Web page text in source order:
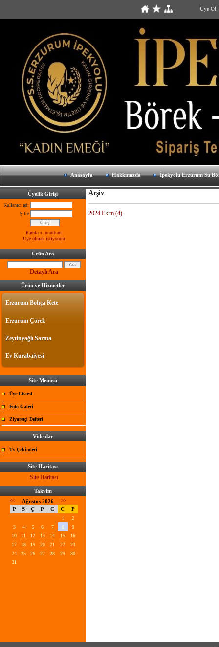
Üye Ol
Anasayfa Hakkımızda İpekyolu Erzurum Su
Üyelik Girişi
Kullanıcı adı
Şifre
Parolamı unuttum
Üye olmak istiyorum
Ürün Ara
Detaylı Ara
Ürün ve Hizmetler
Erzurum Bohça Kete
Erzurum Çörek
Zeytinyağlı Sarma
Ev Kurabaiyesi
Site Menüsü
Üye Listesi
Foto Galeri
Ziyaretçi Defteri
Videolar
Tv Çekimleri
Site Haritası
Site Haritası
Takvim
<< Ağustos 2026 >>
P S Ç P C C P
1
2
3
4 5 6 7 8
9
10
11 12 13 14 15
16
17
18 19 20 21 22
23
24
25 26 27 28 29
30
31
Arşiv
2024 Ekim (4)